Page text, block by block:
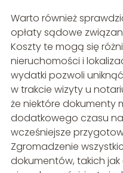
Warto również
opłaty sądowe
Koszty te mogą się
nieruchomości i
wydatki pozwoli
w trakcie wizyty u
że niektóre dokumenty
dodatkowego czasu
wcześniejsze
Zgromadzenie
dokumentów, takich jak